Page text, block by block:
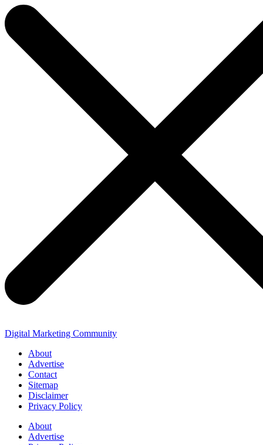
Digital Marketing Community
About
Advertise
Contact
Sitemap
Disclaimer
Privacy Policy
About
Advertise